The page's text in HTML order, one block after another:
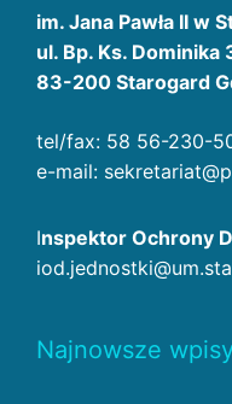
im. Jana Pawła II w
ul. Bp. Ks. Dominika
83-200 Starogard
tel/fax: 58 56-230-
e-mail:
Inspektor Ochrony
Najnowsze